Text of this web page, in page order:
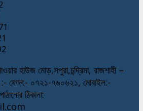
হাউজ মোড়,সপুরা,চন্দ্রিমা, রাজশাহী –
:- ফোন:- ০৭২১-৭৬০৬২১, মোবাইল:-
ঠিকানা: